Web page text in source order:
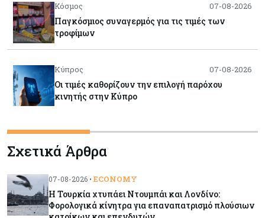
Κόσμος 07-08-2026
Παγκόσμιος συναγερμός για τις τιμές των
τροφίμων
Κύπρος 07-08-2026
Οι τιμές καθορίζουν την επιλογή παρόχου
κινητής στην Κύπρο
Κύπρος 07-08-2026
34.787 νέες εγγραφές οχημάτων στο επτάμηνο
- Άνοδος 11,5% σε σχέση με πέρσι
Κόσμος 07-08-2026
ΕΚΤ: Αιφνιδιάστηκε από την πώληση ευρώ από
Σχετικά Άρθρα
07-08-2026 • ECONOMY
Η Τουρκία χτυπάει Ντουμπάι και Λονδίνο:
Φορολογικά κίνητρα για επαναπατρισμό πλούσιων